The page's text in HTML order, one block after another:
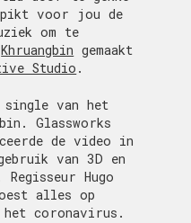
pikt voor jou de
om te
Khruangbin gemaakt
Studio .
single van het
Glassworks
de video in
van 3D en
Hugo
alles op
het coronavirus.